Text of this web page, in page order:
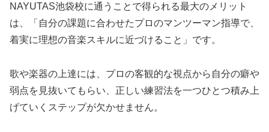
NAYUTAS池袋校に通うことで得られる最大のメリット
は、「自分の課題に合わせたプロのマンツーマン指導で、
着実に理想の音楽スキルに近づけること」です。
歌や楽器の上達には、プロの客観的な視点から自分の癖や
弱点を見抜いてもらい、正しい練習法を一つひとつ積み上
げていくステップが欠かせません。